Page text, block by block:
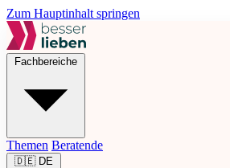
Zum Hauptinhalt springen
Fachbereiche
Themen Beratende
🇩🇪 DE